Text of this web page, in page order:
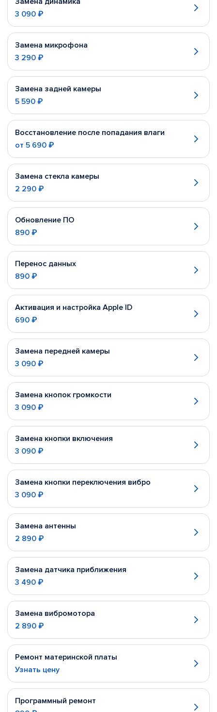
3 090 ₽
Замена микрофона
3 290 ₽
Замена задней камеры
5 590 ₽
Восстановление после попадания влаги
от 5 690 ₽
Замена стекла камеры
2 290 ₽
Обновление ПО
890 ₽
Перенос данных
890 ₽
Активация и настройка Apple ID
690 ₽
Замена передней камеры
3 090 ₽
Замена кнопок громкости
3 090 ₽
Замена кнопки включения
3 090 ₽
Замена кнопки переключения вибро
3 090 ₽
Замена антенны
2 890 ₽
Замена датчика приближения
3 490 ₽
Замена вибромотора
2 890 ₽
Ремонт материнской платы
Узнать цену
Программный ремонт